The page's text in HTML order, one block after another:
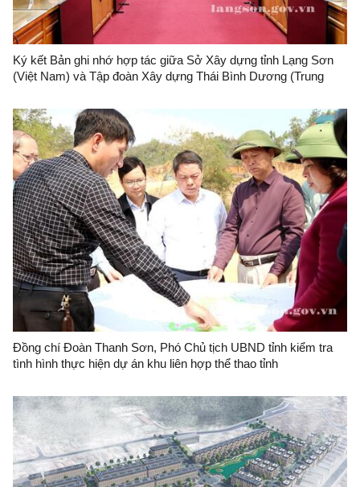
Ký kết Bản ghi nhớ hợp tác giữa Sở Xây dựng tỉnh Lạng Sơn
(Việt Nam) và Tập đoàn Xây dựng Thái Bình Dương (Trung
Đồng chí Đoàn Thanh Sơn, Phó Chủ tịch UBND tỉnh kiểm tra
tình hình thực hiện dự án khu liên hợp thể thao tỉnh